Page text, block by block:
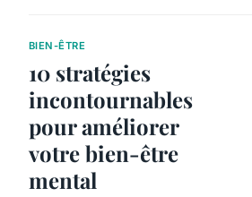
BIEN-ÊTRE
10 stratégies
incontournables
pour améliorer
votre bien-être
mental